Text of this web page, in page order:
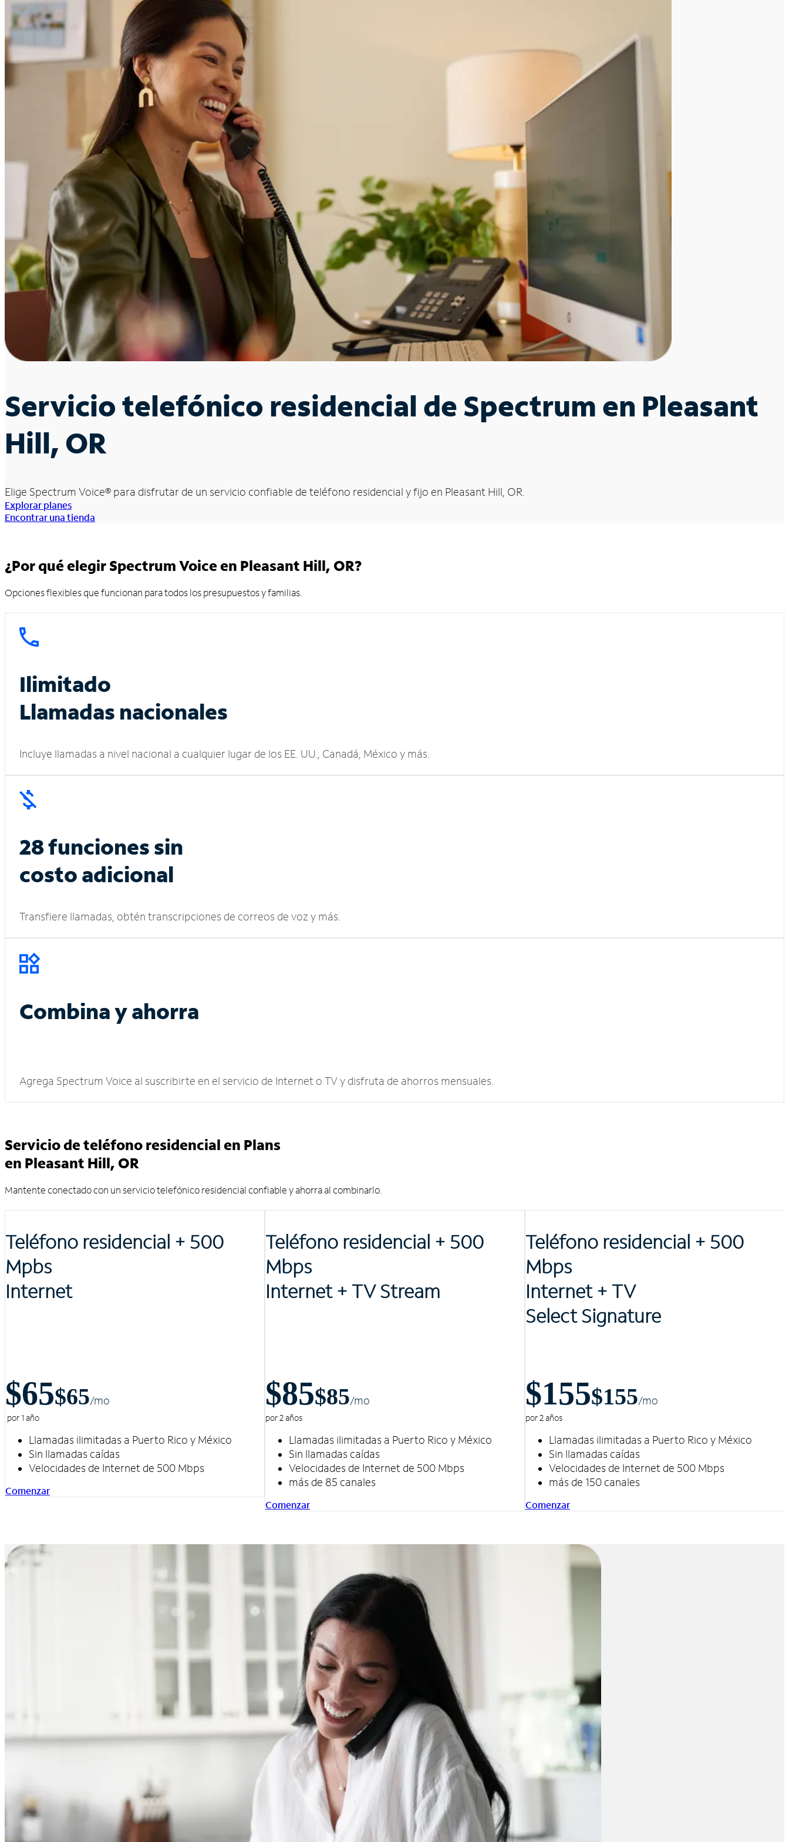
Servicio telefónico residencial de Spectrum en Pleasant
Hill, OR
Elige Spectrum Voice® para disfrutar de un servicio confiable de teléfono residencial y fijo en Pleasant Hill, OR.
Explorar planes
Encontrar una tienda
¿Por qué elegir Spectrum Voice en Pleasant Hill, OR?
Opciones flexibles que funcionan para todos los presupuestos y familias.
Ilimitado
Llamadas nacionales
Incluye llamadas a nivel nacional a cualquier lugar de los EE. UU., Canadá, México y más.
28 funciones sin
costo adicional
Transfiere llamadas, obtén transcripciones de correos de voz y más.
Combina y ahorra
Agrega Spectrum Voice al suscribirte en el servicio de Internet o TV y disfruta de ahorros mensuales.
Servicio de teléfono residencial en Plans
en Pleasant Hill, OR
Mantente conectado con un servicio telefónico residencial confiable y ahorra al combinarlo.
Teléfono residencial + 500
Mpbs
Internet
$65$65/mo
por 1 año
Llamadas ilimitadas a Puerto Rico y México
Sin llamadas caídas
Velocidades de Internet de 500 Mbps
Comenzar
Teléfono residencial + 500
Mbps
Internet + TV Stream
$85$85/mo
por 2 años
Llamadas ilimitadas a Puerto Rico y México
Sin llamadas caídas
Velocidades de Internet de 500 Mbps
más de 85 canales
Comenzar
Teléfono residencial + 500
Mbps
Internet + TV
Select Signature
$155$155/mo
por 2 años
Llamadas ilimitadas a Puerto Rico y México
Sin llamadas caídas
Velocidades de Internet de 500 Mbps
más de 150 canales
Comenzar